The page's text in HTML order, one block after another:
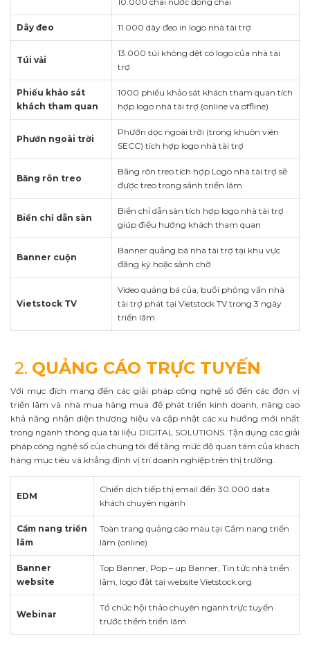
Dây đeo 11.000 dây đeo in logo nhà tài trợ
Túi vải
13.000 túi không dệt có logo của nhà tài
trợ
Phiếu khảo sát
khách tham quan
1000 phiếu khảo sát khách tham quan tích
hợp logo nhà tài trợ (online và offline)
Phướn ngoài trời
Phướn dọc ngoài trời (trong khuôn viên
SECC) tích hợp logo nhà tài trợ
Băng rôn treo
Băng rôn treo tích hợp Logo nhà tài trợ sẽ
được treo trong sảnh triển lãm
Biển chỉ dẫn sàn
Biển chỉ dẫn sàn tích hợp logo nhà tài trợ
giúp điều hướng khách tham quan
Banner cuộn
Banner quảng bá nhà tài trợ tại khu vực
đăng ký hoặc sảnh chờ
Vietstock TV
Video quảng bá của, buổi phỏng vấn nhà
tài trợ phát tại Vietstock TV trong 3 ngày
triển lãm
2. QUẢNG CÁO TRỰC TUYẾN
Với mục đích mang đến các giải pháp công nghệ số đến các đơn vị
triển lãm và nhà mua hàng mua để phát triển kinh doanh, nâng cao
khả năng nhận diện thương hiệu và cập nhật các xu hướng mới nhất
trong ngành thông qua tài liệu DIGITAL SOLUTIONS. Tận dụng các giải
pháp công nghệ số của chúng tôi để tăng mức độ quan tâm của khách
hàng mục tiêu và khẳng định vị trí doanh nghiệp trên thị trường.
EDM
Chiến dịch tiếp thị email đến 30.000 data
khách chuyên ngành
Cẩm nang triển
lãm
Toàn trang quảng cáo màu tại Cẩm nang triển
lãm (online)
Banner
website
Top Banner, Pop – up Banner, Tin tức nhà triển
lãm, logo đặt tại website Vietstock.org
Webinar
Tổ chức hội thảo chuyên ngành trực tuyến
trước thềm triển lãm